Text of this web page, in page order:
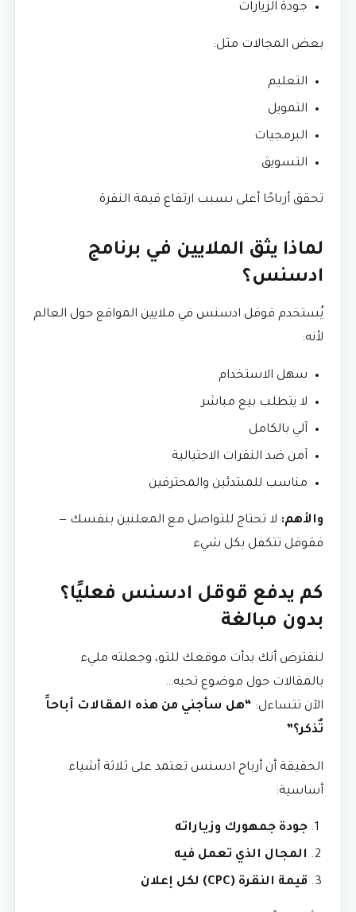
جودة الزيارات
بعض المجالات مثل:
التعليم
التمويل
البرمجيات
التسويق
تحقق أرباحًا أعلى بسبب ارتفاع قيمة النقرة
لماذا يثق الملايين في برنامج
ادسنس؟
يُستخدم قوقل ادسنس في ملايين المواقع حول العالم
لأنه:
سهل الاستخدام
لا يتطلب بيع مباشر
آلي بالكامل
آمن ضد النقرات الاحتيالية
مناسب للمبتدئين والمحترفين
والأهم: لا تحتاج للتواصل مع المعلنين بنفسك —
فقوقل تتكفل بكل شيء
كم يدفع قوقل ادسنس فعليًا؟
بدون مبالغة
لنفترض أنك بدأت موقعك للتو، وجعلته مليء
بالمقالات حول موضوع تحبه…
الآن تتساءل: “هل سأجني من هذه المقالات أباحاََ
تٌذكر؟”
الحقيقة أن أرباح ادسنس تعتمد على ثلاثة أشياء
أساسية:
جودة جمهورك وزياراته
المجال الذي تعمل فيه
قيمة النقرة (CPC) لكل إعلان